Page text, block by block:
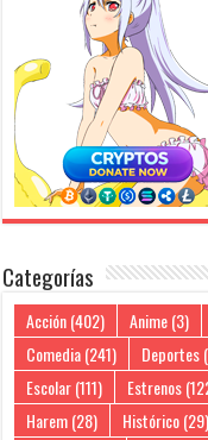
Categorías
Acción(402) Anime(3)
Comedia(241) Deportes
Escolar(111) Estrenos
Harem(28) Histórico(29)